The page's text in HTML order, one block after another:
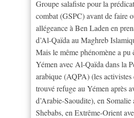
Groupe salafiste pour la
combat (GSPC) avant de faire
allégeance à Ben Laden en
d’Al-Qaïda au Maghreb
Mais le même phénomène a pu
Yémen avec Al-Qaïda dans la
arabique (AQPA) (les activistes
trouvé refuge au Yémen après
d’Arabie-Saoudite), en Somalie
Shebabs, en Extrême-Orient